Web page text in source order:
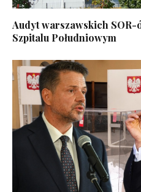
Audyt warszawskich
Szpitalu Południowym